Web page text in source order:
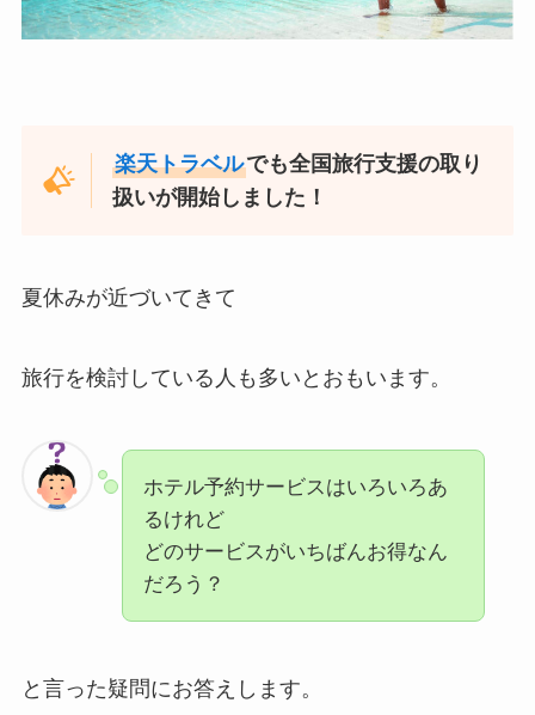
楽天トラベルでも全国旅行支援の取り
扱いが開始しました！
夏休みが近づいてきて
旅行を検討している人も多いとおもいます。
ホテル予約サービスはいろいろあ
るけれど
どのサービスがいちばんお得なん
だろう？
と言った疑問にお答えします。